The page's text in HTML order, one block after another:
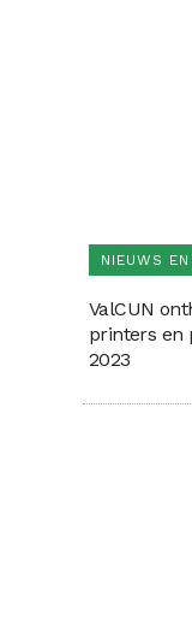
NIEUWS
ValCUN
printers en
2023